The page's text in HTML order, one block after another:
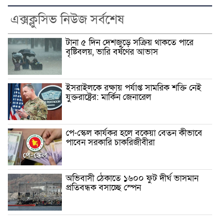
এক্সক্লুসিভ নিউজ সর্বশেষ
টানা ৫ দিন দেশজুড়ে সক্রিয় থাকতে পারে
বৃষ্টিবলয়, ভারি বর্ষণের আভাস
ইসরাইলকে রক্ষায় পর্যাপ্ত সামরিক শক্তি নেই
যুক্তরাষ্ট্রের: মার্কিন জেনারেল
পে-স্কেল কার্যকর হলে বকেয়া বেতন কীভাবে
পাবেন সরকারি চাকরিজীবীরা
অভিবাসী ঠেকাতে ১৬০০ ফুট দীর্ঘ ভাসমান
প্রতিবন্ধক বসাচ্ছে স্পেন